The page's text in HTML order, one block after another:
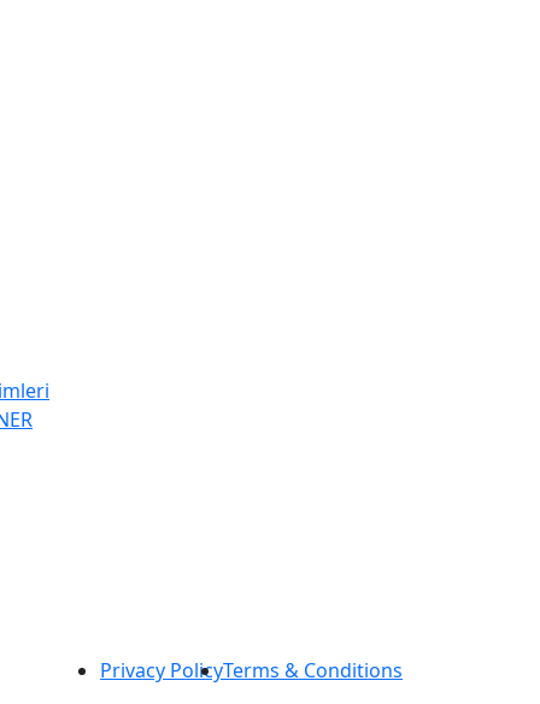
Privacy PolicyTerms & Conditions